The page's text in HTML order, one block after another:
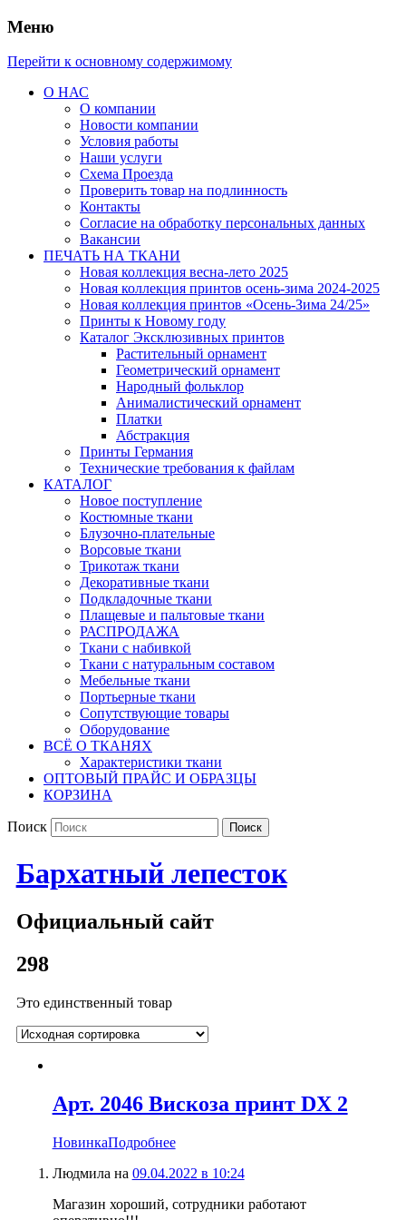
Меню
Перейти к основному содержимому
О НАС
О компании
Новости компании
Условия работы
Наши услуги
Схема Проезда
Проверить товар на подлинность
Контакты
Согласие на обработку персональных данных
Вакансии
ПЕЧАТЬ НА ТКАНИ
Новая коллекция весна-лето 2025
Новая коллекция принтов осень-зима 2024-2025
Новая коллекция принтов «Осень-Зима 24/25»
Принты к Новому году
Каталог Эксклюзивных принтов
Растительный орнамент
Геометрический орнамент
Народный фольклор
Анималистический орнамент
Платки
Абстракция
Принты Германия
Технические требования к файлам
КАТАЛОГ
Новое поступление
Костюмные ткани
Блузочно-плательные
Ворсовые ткани
Трикотаж ткани
Декоративные ткани
Подкладочные ткани
Плащевые и пальтовые ткани
РАСПРОДАЖА
Ткани с набивкой
Ткани с натуральным составом
Мебельные ткани
Портьерные ткани
Сопутствующие товары
Оборудование
ВСЁ О ТКАНЯХ
Характеристики ткани
ОПТОВЫЙ ПРАЙС И ОБРАЗЦЫ
КОРЗИНА
Поиск
Бархатный лепесток
Официальный сайт
298
Это единственный товар
Арт. 2046 Вискоза принт DX 2
НовинкаПодробнее
Людмила на 09.04.2022 в 10:24
Магазин хороший, сотрудники работают